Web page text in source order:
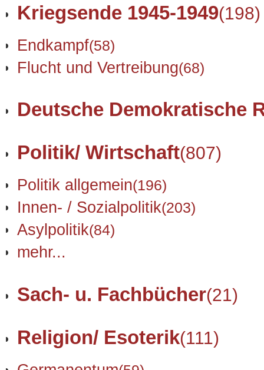
Kriegsende 1945-1949(198)
Endkampf(58)
Flucht und Vertreibung(68)
Deutsche Demokratische
Politik/ Wirtschaft(807)
Politik allgemein(196)
Innen- / Sozialpolitik(203)
Asylpolitik(84)
mehr...
Sach- u. Fachbücher(21)
Religion/ Esoterik(111)